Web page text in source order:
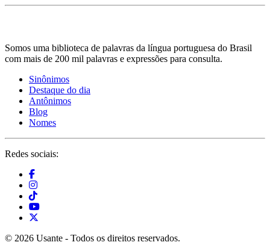
Somos uma biblioteca de palavras da língua portuguesa do Brasil
com mais de 200 mil palavras e expressões para consulta.
Sinônimos
Destaque do dia
Antônimos
Blog
Nomes
Redes sociais:
© 2026 Usante - Todos os direitos reservados.